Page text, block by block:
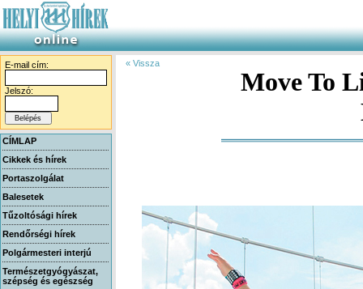
E-mail cím:
Jelszó:
CÍMLAP
Cikkek és hírek
Portaszolgálat
Balesetek
Tűzoltósági hírek
Rendőrségi hírek
Polgármesteri interjú
Természetgyógyászat,
szépség és egészség
« Vissza
Move To